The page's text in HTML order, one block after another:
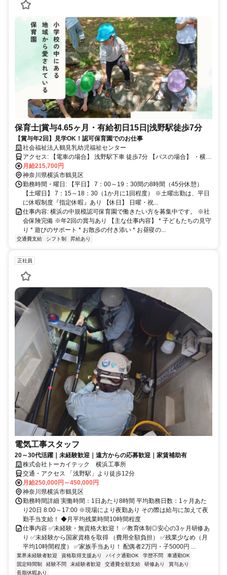
保育士|賞与4.65ヶ月・有給初日15日|浅野駅徒歩7分
【賞与年2回】見学OK！認可保育園でのお仕事
社会福祉法人鶴見乳幼児福祉センター
アクセス: 【電車の場合】 浅野駅下車 徒歩7分 【バスの場合】 ・横浜
市営バス ＪＲ鶴見駅東口から市営バス15系統 『向井町 本町周り』乗
車（10分） 「入船小学校前」下車 徒歩1分 ・臨港バス ＪＲ川崎駅東
口から臨港バス029系統『入船橋循環』乗車 「入船橋」下車 徒歩3分
月給215,700円
神奈川県横浜市鶴見区
勤務時間・曜日: 【平日】 7：00～19：30間の8時間（45分休憩）
【土曜日】 7：15～18：30（1か月に1回程度） ※土曜出勤は、平日
に休暇制度『指定休暇』あり 【休日】 日曜・祝...
仕事内容: 横浜の中規模認可保育園で働きたい方を募集中です。 ※社
会保険完備 ※年2回の賞与あり 【主な仕事内容】 * 子どもたちの見守
り * 遊びのサポート * お散歩の付き添い * お昼寝の...
交通費支給 シフト制 昇給あり
正社員
電気工事スタッフ
20～30代活躍｜未経験歓迎｜遠方からの応募歓迎｜家賃補助有
株式会社トーカイテック 横浜工事所
交通・アクセス 「浅野駅」より徒歩12分
月給250,000円～450,000円
神奈川県横浜市鶴見区
勤務時間詳細 実働時間：1日あたり8時間 平均勤務日数：1ヶ月あた
り20日 8:00～17:00 ※現場により夜勤あり その際は給与に加えて夜
勤手当支給！ ◆月平均残業時間10時間程度
仕事内容 ✅未経験・無資格大歓迎！ ✅教育体制◎安心の3ヶ月研修あ
り ✅未経験から国家資格を取得 （費用全額負担） ✅残業少なめ（月
平均10時間程度） ✅家族手当あり！ 配偶者2万円・子5000円 ...
業界未経験者歓迎 資格取得支援あり バイク通勤OK 学歴不問
車通勤OK
固定時間制
経験不問 未経験者歓迎 交通費全額支給 研修あり
賞与あり
長期休暇あり